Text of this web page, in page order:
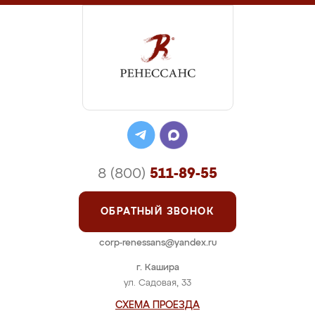
г. Кашира
ул. Садовая, 33
СХЕМА ПРОЕЗДА
8 (800) 511-89-55
ОБРАТНЫЙ ЗВОНОК
corp-renessans@yandex.ru